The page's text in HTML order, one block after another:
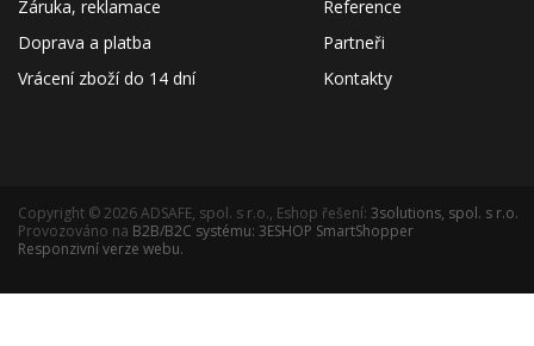
Záruka, reklamace
Doprava a platba
Vrácení zboží do 14 dní
Reference
Partneři
Kontakty
Copyright © 2026 ADSAFE, spol. s r.o., Eshop řešení: 3solutions, spol. s r.o.
Provozováno na B2B/B2C systému: 3ESHOP SmartShopper
Responzivní verze webu.